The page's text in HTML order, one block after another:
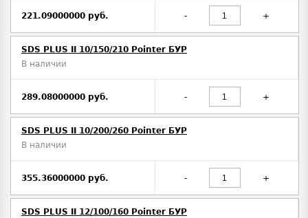
221.09000000 руб. - +
SDS PLUS II 10/150/210 Pointer БУР
В наличии
289.08000000 руб. - +
SDS PLUS II 10/200/260 Pointer БУР
В наличии
355.36000000 руб. - +
SDS PLUS II 12/100/160 Pointer БУР